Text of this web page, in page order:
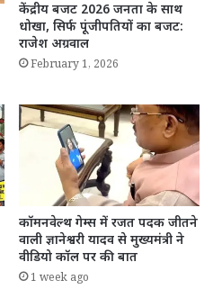
केंद्रीय बजट 2026 जनता के साथ
धोखा, सिर्फ पूंजीपतियों का बजट:
राजेश अग्रवाल
February 1, 2026
कॉमनवेल्थ गेम्स में रजत पदक जीतने
वाली ज्ञानेश्वरी यादव से मुख्यमंत्री ने
वीडियो कॉल पर की बात
1 week ago